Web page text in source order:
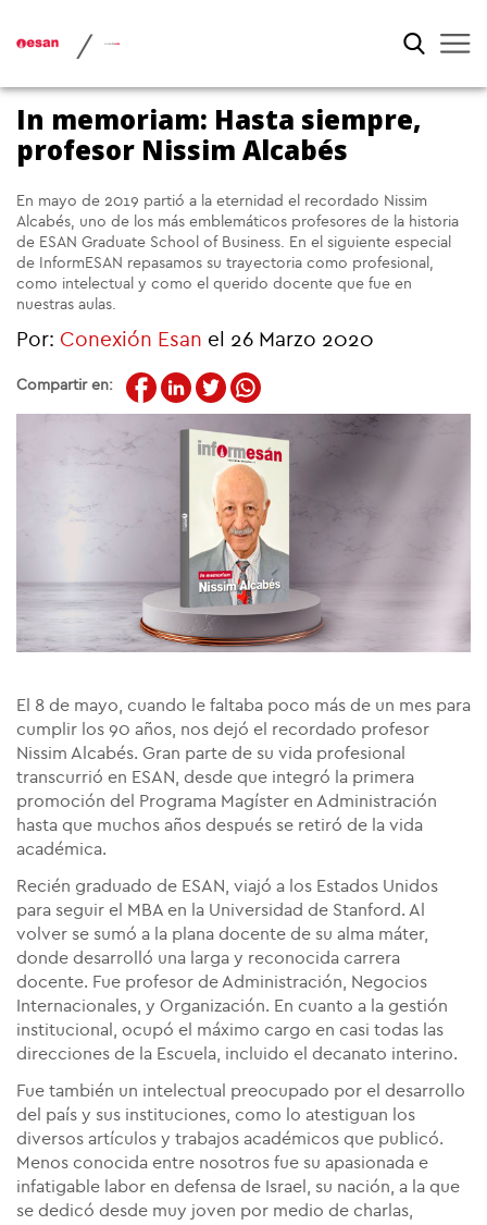
/
In memoriam: Hasta siempre,
profesor Nissim Alcabés
En mayo de 2019 partió a la eternidad el recordado Nissim
Alcabés, uno de los más emblemáticos profesores de la historia
de ESAN Graduate School of Business. En el siguiente especial
de InformESAN repasamos su trayectoria como profesional,
como intelectual y como el querido docente que fue en
nuestras aulas.
Por: Conexión Esan el 26 Marzo 2020
Compartir en:
El 8 de mayo, cuando le faltaba poco más de un mes para
cumplir los 90 años, nos dejó el recordado profesor
Nissim Alcabés. Gran parte de su vida profesional
transcurrió en ESAN, desde que integró la primera
promoción del Programa Magíster en Administración
hasta que muchos años después se retiró de la vida
académica.
Recién graduado de ESAN, viajó a los Estados Unidos
para seguir el MBA en la Universidad de Stanford. Al
volver se sumó a la plana docente de su alma máter,
donde desarrolló una larga y reconocida carrera
docente. Fue profesor de Administración, Negocios
Internacionales, y Organización. En cuanto a la gestión
institucional, ocupó el máximo cargo en casi todas las
direcciones de la Escuela, incluido el decanato interino.
Fue también un intelectual preocupado por el desarrollo
del país y sus instituciones, como lo atestiguan los
diversos artículos y trabajos académicos que publicó.
Menos conocida entre nosotros fue su apasionada e
infatigable labor en defensa de Israel, su nación, a la que
se dedicó desde muy joven por medio de charlas,